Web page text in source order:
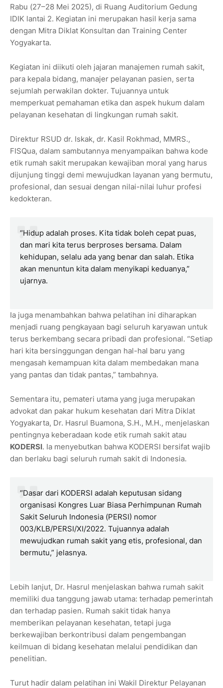
Rabu (27–28 Mei 2025), di Ruang Auditorium Gedung
IDIK lantai 2. Kegiatan ini merupakan hasil kerja sama
dengan Mitra Diklat Konsultan dan Training Center
Yogyakarta.
Kegiatan ini diikuti oleh jajaran manajemen rumah sakit,
para kepala bidang, manajer pelayanan pasien, serta
sejumlah perwakilan dokter. Tujuannya untuk
memperkuat pemahaman etika dan aspek hukum dalam
pelayanan kesehatan di lingkungan rumah sakit.
Direktur RSUD dr. Iskak, dr. Kasil Rokhmad, MMRS.,
FISQua, dalam sambutannya menyampaikan bahwa kode
etik rumah sakit merupakan kewajiban moral yang harus
dijunjung tinggi demi mewujudkan layanan yang bermutu,
profesional, dan sesuai dengan nilai-nilai luhur profesi
kedokteran.
“Hidup adalah proses. Kita tidak boleh cepat puas,
dan mari kita terus berproses bersama. Dalam
kehidupan, selalu ada yang benar dan salah. Etika
akan menuntun kita dalam menyikapi keduanya,”
ujarnya.
Ia juga menambahkan bahwa pelatihan ini diharapkan
menjadi ruang pengkayaan bagi seluruh karyawan untuk
terus berkembang secara pribadi dan profesional. “Setiap
hari kita bersinggungan dengan hal-hal baru yang
mengasah kemampuan kita dalam membedakan mana
yang pantas dan tidak pantas,” tambahnya.
Sementara itu, pemateri utama yang juga merupakan
advokat dan pakar hukum kesehatan dari Mitra Diklat
Yogyakarta, Dr. Hasrul Buamona, S.H., M.H., menjelaskan
pentingnya keberadaan kode etik rumah sakit atau
KODERSI. Ia menyebutkan bahwa KODERSI bersifat wajib
dan berlaku bagi seluruh rumah sakit di Indonesia.
“Dasar dari KODERSI adalah keputusan sidang
organisasi Kongres Luar Biasa Perhimpunan Rumah
Sakit Seluruh Indonesia (PERSI) nomor
003/KLB/PERSI/XI/2022. Tujuannya adalah
mewujudkan rumah sakit yang etis, profesional, dan
bermutu,” jelasnya.
Lebih lanjut, Dr. Hasrul menjelaskan bahwa rumah sakit
memiliki dua tanggung jawab utama: terhadap pemerintah
dan terhadap pasien. Rumah sakit tidak hanya
memberikan pelayanan kesehatan, tetapi juga
berkewajiban berkontribusi dalam pengembangan
keilmuan di bidang kesehatan melalui pendidikan dan
penelitian.
Turut hadir dalam pelatihan ini Wakil Direktur Pelayanan